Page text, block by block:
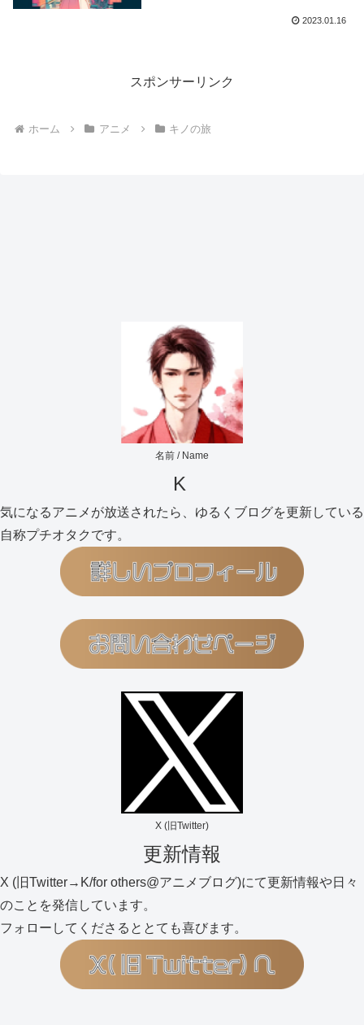
2023.01.16
スポンサーリンク
ホーム アニメ キノの旅
名前 / Name
K
気になるアニメが放送されたら、ゆるくブログを更新している
自称プチオタクです。
X (旧Twitter)
更新情報
X (旧Twitter→K/for others@アニメブログ)にて更新情報や日々
のことを発信しています。
フォローしてくださるととても喜びます。